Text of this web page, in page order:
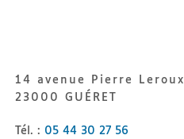
14 avenue Pierre Leroux
23000 GUÉRET
Tél. : 05 44 30 27 56